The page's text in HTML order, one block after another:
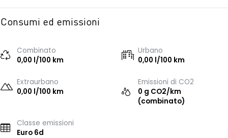
Consumi ed emissioni
Combinato
0,00 l/100 km
Urbano
0,00 l/100 km
Extraurbano
0,00 l/100 km
Emissioni di CO2
0 g CO2/km
(combinato)
Classe emissioni
Euro 6d